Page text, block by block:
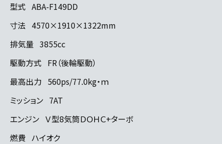
型式 ABA-F149DD
寸法 4570×1910×1322mm
排気量 3855cc
駆動方式 FR（後輪駆動）
最高出力 560ps/77.0kg・ｍ
ミッション 7AT
エンジン Ｖ型8気筒ＤＯＨＣ+ターボ
燃費 ハイオク